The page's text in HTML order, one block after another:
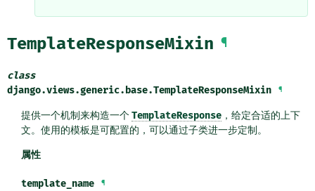
TemplateResponseMixin ¶
class
django.views.generic.base.TemplateResponseMixin ¶
提供一个机制来构造一个TemplateResponse，给定合适的上下
文。使用的模板是可配置的，可以通过子类进一步定制。
属性
template_name ¶